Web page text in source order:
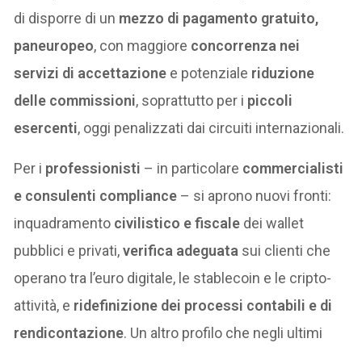
di disporre di un mezzo di pagamento gratuito,
paneuropeo, con maggiore concorrenza nei
servizi di accettazione e potenziale riduzione
delle commissioni, soprattutto per i piccoli
esercenti, oggi penalizzati dai circuiti internazionali.
Per i professionisti – in particolare commercialisti
e consulenti compliance – si aprono nuovi fronti:
inquadramento civilistico e fiscale dei wallet
pubblici e privati,verifica adeguata sui clienti che
operano tra l’euro digitale, le stablecoin e le cripto-
attività, e ridefinizione dei processi contabili e di
rendicontazione. Un altro profilo che negli ultimi